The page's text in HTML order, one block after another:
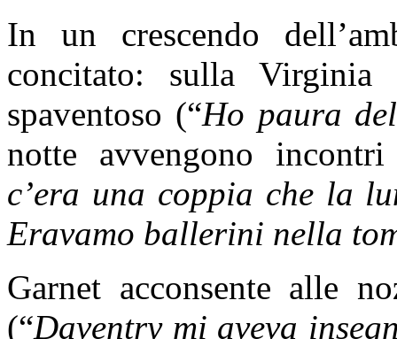
In un crescendo
concitato: sulla Virginia
spaventoso (“Ho paura
notte avvengono
c’era una coppia che la
Eravamo ballerini nella
Garnet acconsente alle
(“Daventry mi aveva